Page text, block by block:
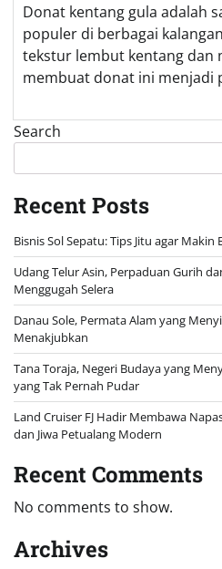
Donat kentang gula adalah
populer di berbagai
tekstur lembut kentang dan
membuat donat ini menjadi
Search
Recent Posts
Bisnis Sol Sepatu: Tips Jitu agar Makin
Udang Telur Asin, Perpaduan Gurih
Menggugah Selera
Danau Sole, Permata Alam yang
Menakjubkan
Tana Toraja, Negeri Budaya yang
yang Tak Pernah Pudar
Land Cruiser FJ Hadir Membawa
dan Jiwa Petualang Modern
Recent Comments
No comments to show.
Archives